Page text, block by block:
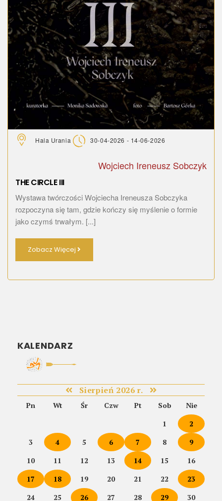
Hala Urania 30-04-2026 - 14-06-2026
Wojciech Ireneusz Sobczyk
THE CIRCLE III
Wystawa twórczości Wojciecha Ireneusza Sobczyka
rozpoczyna się tam, gdzie kończy się myślenie o formie
jako czymś trwałym. [...]
Zobacz Więcej
KALENDARZ
Sierpień 2026 r.
Pn Wt Śr Czw Pt Sob
Nie
1
2
3
4 5 6 7 8
9
10
11 12 13 14 15
16
17
18 19 20 21 22
23
24
25 26 27 28 29 30